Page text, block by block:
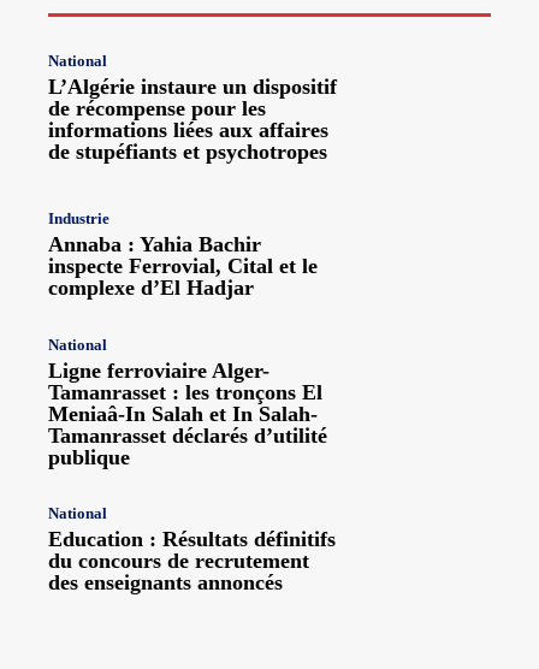
National
L’Algérie instaure un dispositif
de récompense pour les
informations liées aux affaires
de stupéfiants et psychotropes
Industrie
Annaba : Yahia Bachir
inspecte Ferrovial, Cital et le
complexe d’El Hadjar
National
Ligne ferroviaire Alger-
Tamanrasset : les tronçons El
Meniaâ-In Salah et In Salah-
Tamanrasset déclarés d’utilité
publique
National
Education : Résultats définitifs
du concours de recrutement
des enseignants annoncés